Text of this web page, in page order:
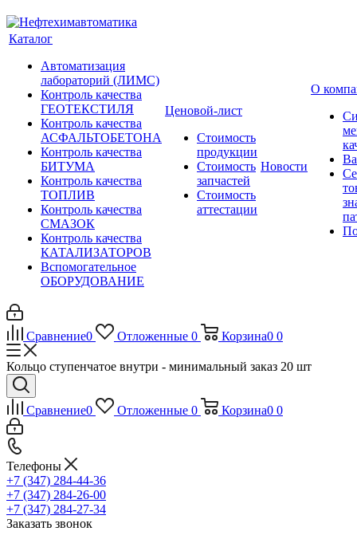
Каталог
Автоматизация
лабораторий (ЛИМС)
Контроль качества
ГЕОТЕКСТИЛЯ
Контроль качества
АСФАЛЬТОБЕТОНА
Контроль качества
БИТУМА
Контроль качества
ТОПЛИВ
Контроль качества
СМАЗОК
Контроль качества
КАТАЛИЗАТОРОВ
Вспомогательное
ОБОРУДОВАНИЕ
Ценовой-лист
Стоимость
продукции
Стоимость
запчастей
Стоимость
аттестации
Новости
О
Сравнение0 Отложенные 0 Корзина0 0
Кольцо ступенчатое внутри - минимальный заказ 20 шт
Сравнение0 Отложенные 0 Корзина0 0
Телефоны
+7 (347) 284-44-36
+7 (347) 284-26-00
+7 (347) 284-27-34
Заказать звонок